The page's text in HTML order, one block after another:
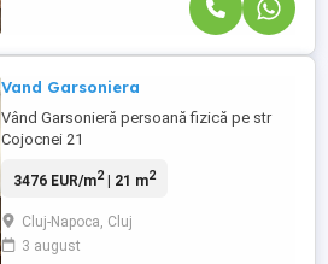
Vand Garsoniera
Vând Garsonieră persoană fizică pe str
Cojocnei 21
3476 EUR/m2| 21 m2
Cluj-Napoca, Cluj
3 august